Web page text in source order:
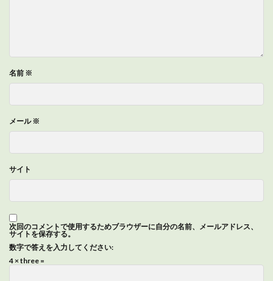
名前 ※
メール※
サイト
次回のコメントで使用するためブラウザーに自分の名前、メールアドレス、
サイトを保存する。
数字で答えを入力してください:
4 × three =